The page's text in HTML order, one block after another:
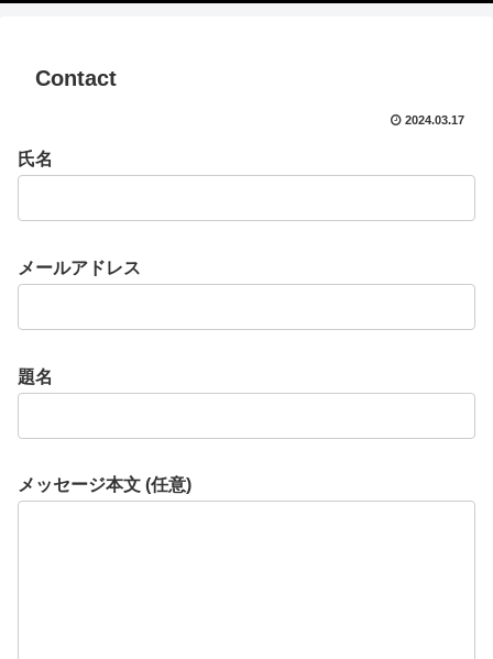
Contact
2024.03.17
氏名
メールアドレス
題名
メッセージ本文 (任意)